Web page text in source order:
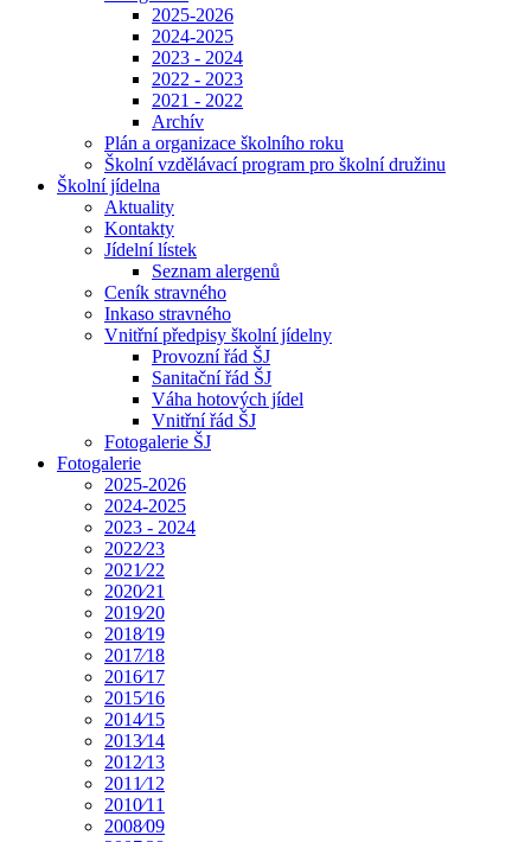
2025-2026
2024-2025
2023 - 2024
2022 - 2023
2021 - 2022
Archív
Plán a organizace školního roku
Školní vzdělávací program pro školní družinu
Školní jídelna
Aktuality
Kontakty
Jídelní lístek
Seznam alergenů
Ceník stravného
Inkaso stravného
Vnitřní předpisy školní jídelny
Provozní řád ŠJ
Sanitační řád ŠJ
Váha hotových jídel
Vnitřní řád ŠJ
Fotogalerie ŠJ
Fotogalerie
2025-2026
2024-2025
2023 - 2024
2022⁄23
2021⁄22
2020⁄21
2019⁄20
2018⁄19
2017⁄18
2016⁄17
2015⁄16
2014⁄15
2013⁄14
2012⁄13
2011⁄12
2010⁄11
2008⁄09